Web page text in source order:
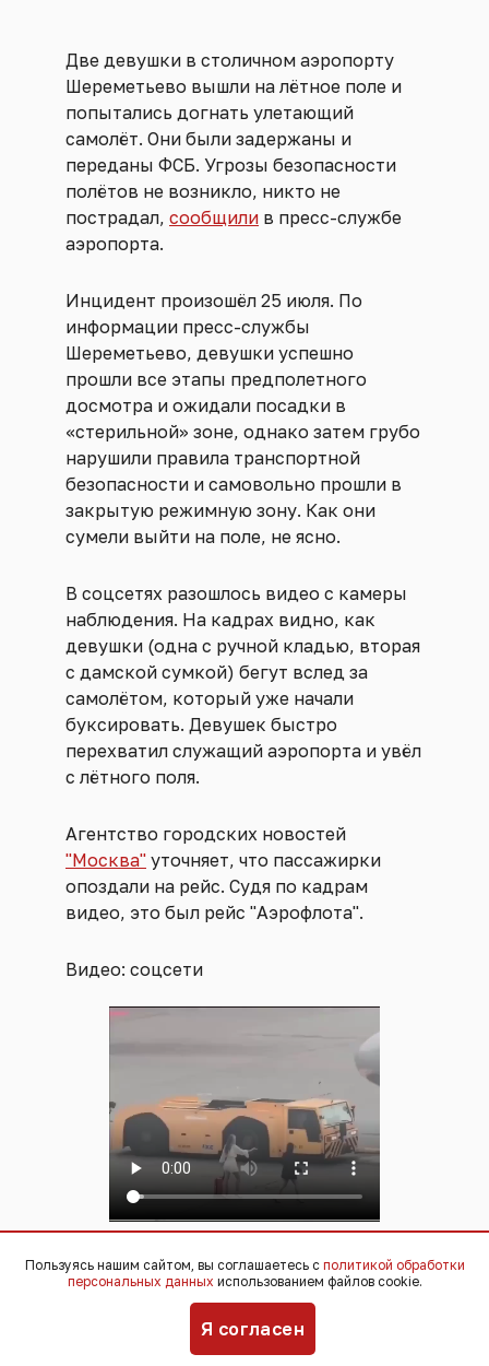
Две девушки в столичном аэропорту
Шереметьево вышли на лётное поле и
попытались догнать улетающий
самолёт. Они были задержаны и
переданы ФСБ. Угрозы безопасности
полётов не возникло, никто не
пострадал, сообщили в пресс-службе
аэропорта.
Инцидент произошёл 25 июля. По
информации пресс-службы
Шереметьево, девушки успешно
прошли все этапы предполетного
досмотра и ожидали посадки в
«стерильной» зоне, однако затем грубо
нарушили правила транспортной
безопасности и самовольно прошли в
закрытую режимную зону. Как они
сумели выйти на поле, не ясно.
В соцсетях разошлось видео с камеры
наблюдения. На кадрах видно, как
девушки (одна с ручной кладью, вторая
с дамской сумкой) бегут вслед за
самолётом, который уже начали
буксировать. Девушек быстро
перехватил служащий аэропорта и увёл
с лётного поля.
Агентство городских новостей
"Москва" уточняет, что пассажирки
опоздали на рейс. Судя по кадрам
видео, это был рейс "Аэрофлота".
Видео: соцсети
Пользуясь нашим сайтом, вы соглашаетесь с политикой обработки
персональных данных использованием файлов cookie.
Я согласен